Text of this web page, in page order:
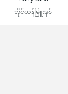
ဘိုင်ယန်မြူးနစ်